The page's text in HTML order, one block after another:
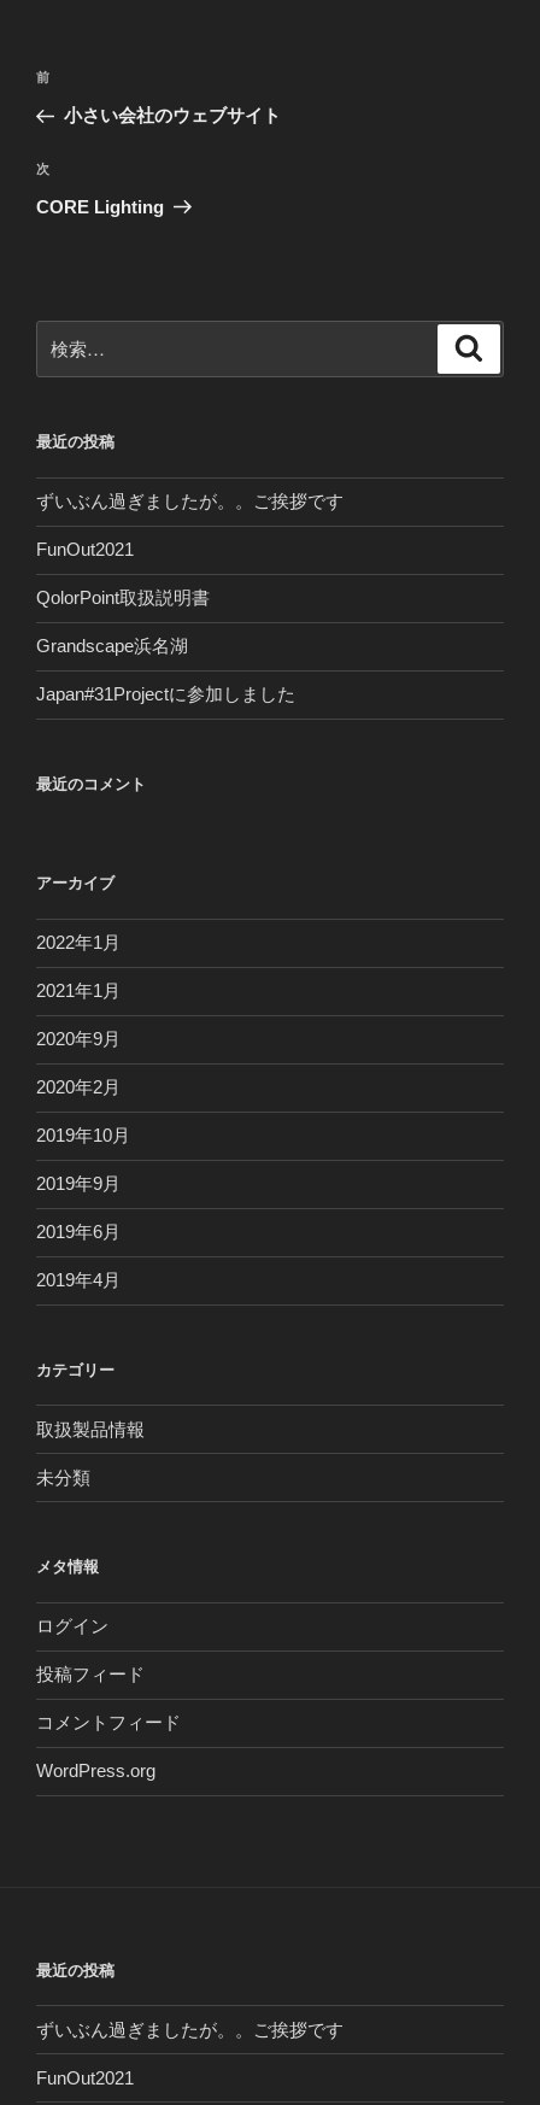
投
ナ
ビ
ゲ
ン
前
の
稿
前
小さい会社のウェブサイト
次
の
次
CORE Lighting
索:
最近の投稿
ずいぶん過ぎましたが。。ご挨拶です
FunOut2021
QolorPoint取扱説明書
Grandscape浜名湖
Japan#31Projectに参加しました
最近のコメント
アーカイブ
2022年1月
2021年1月
2020年9月
2020年2月
2019年10月
2019年9月
2019年6月
2019年4月
カテゴリー
取扱製品情報
未分類
メタ情報
ログイン
投稿フィード
コメントフィード
WordPress.org
最近の投稿
ずいぶん過ぎましたが。。ご挨拶です
FunOut2021